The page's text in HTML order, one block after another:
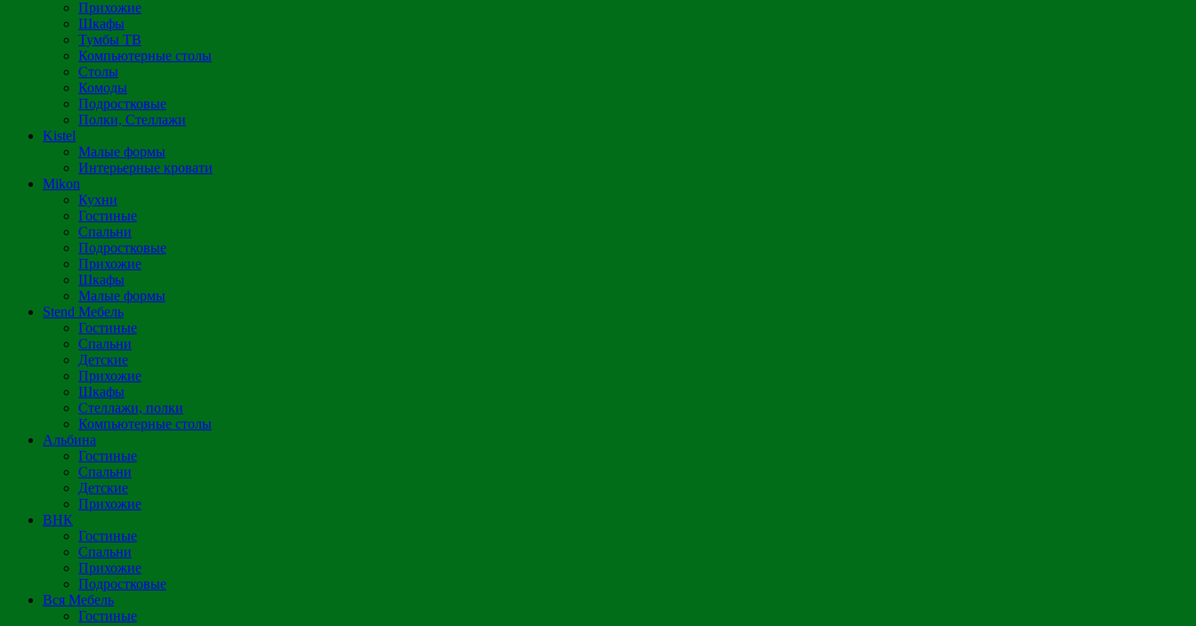
Прихожие
Шкафы
Тумбы ТВ
Компьютерные столы
Столы
Комоды
Подростковые
Полки, Стеллажи
Kistel
Малые формы
Интерьерные кровати
Mikon
Кухни
Гостиные
Спальни
Подростковые
Прихожие
Шкафы
Малые формы
Stend Мебель
Гостиные
Спальни
Детские
Прихожие
Шкафы
Стеллажи, полки
Компьютерные столы
Альбина
Гостиные
Спальни
Детские
Прихожие
ВНК
Гостиные
Спальни
Прихожие
Подростковые
Вся Мебель
Гостиные